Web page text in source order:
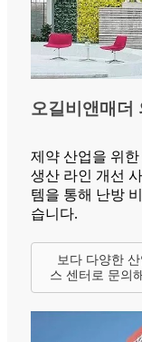
오길비앤매더
제약 산업을 위
생산 라인 개선
템을 통해 난방
습니다.
보다 다양한
스 센터로 문의